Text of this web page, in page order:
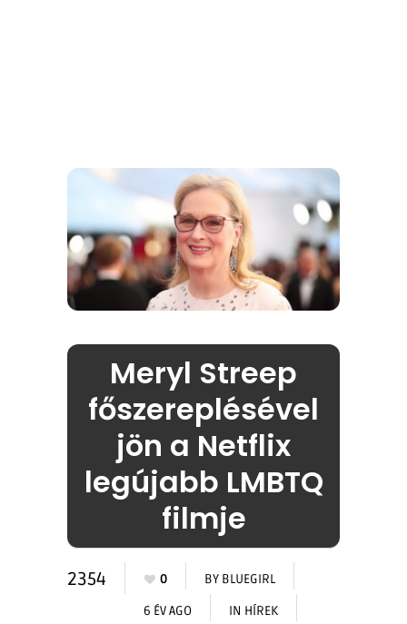
Meryl Streep
főszereplésével
jön a Netflix
legújabb LMBTQ
filmje
2354 0 BY BLUEGIRL
6 ÉV AGO IN HÍREK